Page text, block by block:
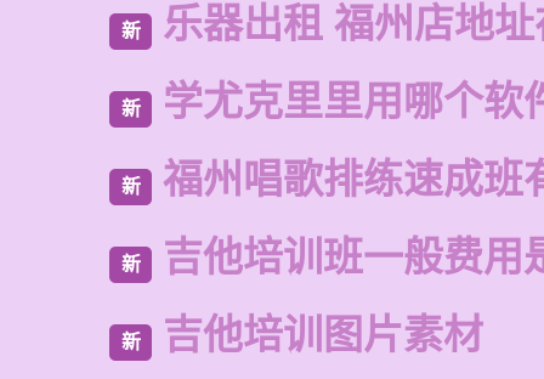
新 乐器出租 福州店地
新 学尤克里里用哪个软
新 福州唱歌排练速成班
新 吉他培训班一般费用
新 吉他培训图片素材